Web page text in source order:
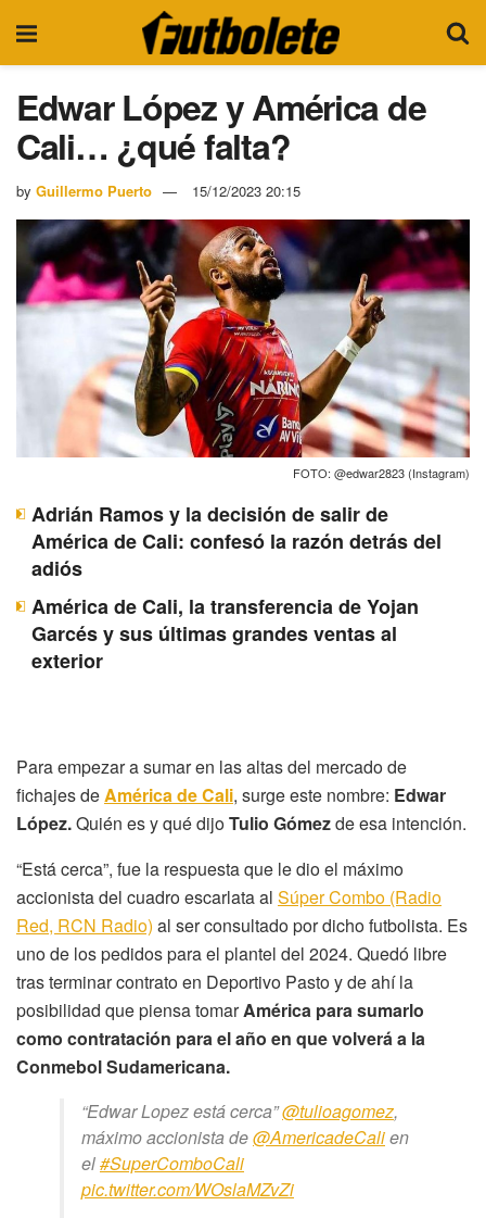
Edwar López y América de
Cali… ¿qué falta?
by Guillermo Puerto 15/12/2023 20:15
FOTO: @edwar2823 (Instagram)
Adrián Ramos y la decisión de salir de
América de Cali: confesó la razón detrás del
adiós
América de Cali, la transferencia de Yojan
Garcés y sus últimas grandes ventas al
exterior
Para empezar a sumar en las altas del mercado de
fichajes de América de Cali, surge este nombre: Edwar
López.Quién es y qué dijoTulio Gómezde esa intención.
“Está cerca”, fue la respuesta que le dio el máximo
accionista del cuadro escarlata al Súper Combo (Radio
Red, RCN Radio) al ser consultado por dicho futbolista. Es
uno de los pedidos para el plantel del 2024. Quedó libre
tras terminar contrato en Deportivo Pasto y de ahí la
posibilidad que piensa tomarAmérica para sumarlo
como contratación para el año en que volverá a la
Conmebol Sudamericana.
“Edwar Lopez está cerca”@tulioagomez,
máximo accionista de@AmericadeCalien
el#SuperComboCali
pic.twitter.com/WOslaMZvZi